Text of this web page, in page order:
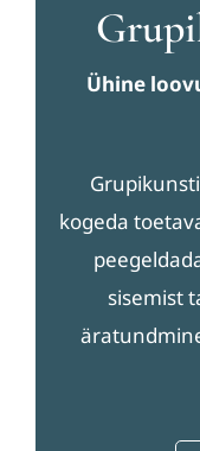
Ühine
kogeda
sisemist